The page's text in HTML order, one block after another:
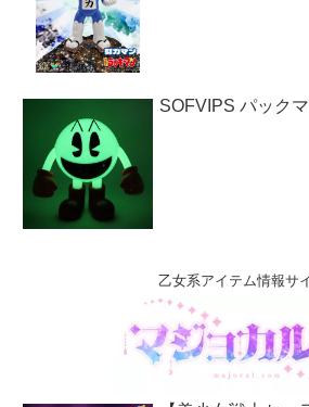
SOFVIPS パック
乙女系アイテム情報サ